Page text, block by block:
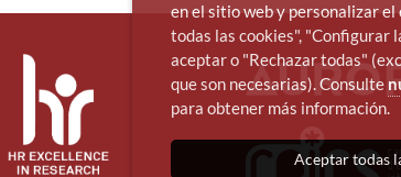
en el sitio web y personalizar
todas las cookies", "Configurar
aceptar o "Rechazar todas"
que son necesarias). Consulte
para obtener más información.
Aceptar todas